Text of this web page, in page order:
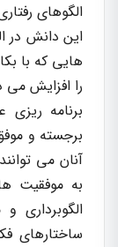
الگوهای
این دانش در
هایی که با
را افزایش
برنامه
برجسته و
آنان می
به موفقیت
الگوبرداری
ساختارهای